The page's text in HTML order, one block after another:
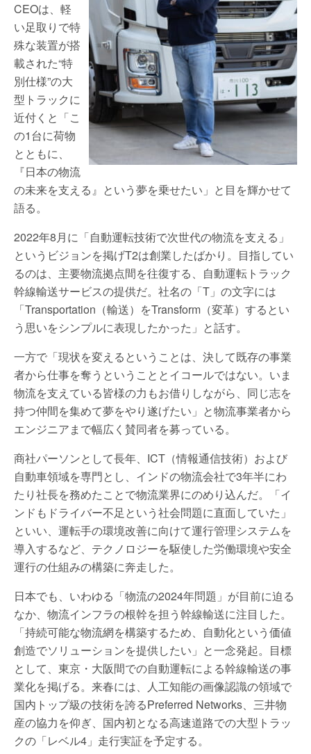
CEOは、軽
い足取りで特
殊な装置が搭
載された“特
別仕様”の大
型トラックに
近付くと「こ
の1台に荷物
とともに、
『日本の物流
の未来を支える』という夢を乗せたい」と目を輝かせて
語る。
2022年8月に「自動運転技術で次世代の物流を支える」
というビジョンを掲げT2は創業したばかり。目指してい
るのは、主要物流拠点間を往復する、自動運転トラック
幹線輸送サービスの提供だ。社名の「T」の文字には
「Transportation（輸送）をTransform（変革）するとい
う思いをシンプルに表現したかった」と話す。
一方で「現状を変えるということは、決して既存の事業
者から仕事を奪うということとイコールではない。いま
物流を支えている皆様の力もお借りしながら、同じ志を
持つ仲間を集めて夢をやり遂げたい」と物流事業者から
エンジニアまで幅広く賛同者を募っている。
商社パーソンとして長年、ICT（情報通信技術）および
自動車領域を専門とし、インドの物流会社で3年半にわ
たり社長を務めたことで物流業界にのめり込んだ。「イ
ンドもドライバー不足という社会問題に直面していた」
といい、運転手の環境改善に向けて運行管理システムを
導入するなど、テクノロジーを駆使した労働環境や安全
運行の仕組みの構築に奔走した。
日本でも、いわゆる「物流の2024年問題」が目前に迫る
なか、物流インフラの根幹を担う幹線輸送に注目した。
「持続可能な物流網を構築するため、自動化という価値
創造でソリューションを提供したい」と一念発起。目標
として、東京・大阪間での自動運転による幹線輸送の事
業化を掲げる。来春には、人工知能の画像認識の領域で
国内トップ級の技術を誇るPreferred Networks、三井物
産の協力を仰ぎ、国内初となる高速道路での大型トラッ
クの「レベル4」走行実証を予定する。